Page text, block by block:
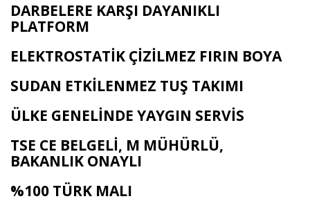
DARBELERE KARŞI DAYANIKLI
PLATFORM
ELEKTROSTATİK ÇİZİLMEZ FIRIN BOYA
SUDAN ETKİLENMEZ TUŞ TAKIMI
ÜLKE GENELİNDE YAYGIN SERVİS
TSE CE BELGELİ, M MÜHÜRLÜ,
BAKANLIK ONAYLI
%100 TÜRK MALI